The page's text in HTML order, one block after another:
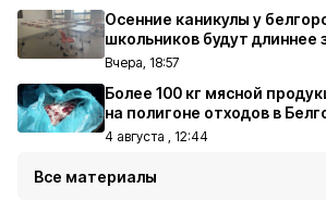
Осенние каникулы у
школьников будут длиннее
Вчера, 18:57
Более 100 кг мясной
на полигоне отходов в
4 августа , 12:44
Все материалы